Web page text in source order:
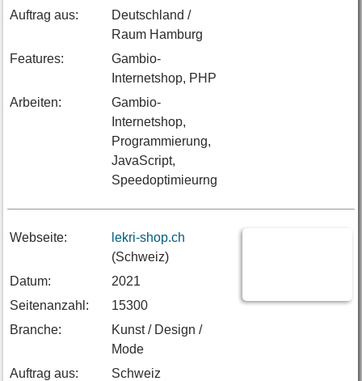
Auftrag aus:
Deutschland /
Raum Hamburg
Features:
Gambio-
Internetshop, PHP
Arbeiten:
Gambio-
Internetshop,
Programmierung,
JavaScript,
Speedoptimieurng
Webseite:
lekri-shop.ch
(Schweiz)
Datum:
2021
Seitenanzahl:
15300
Branche:
Kunst / Design /
Mode
Auftrag aus:
Schweiz